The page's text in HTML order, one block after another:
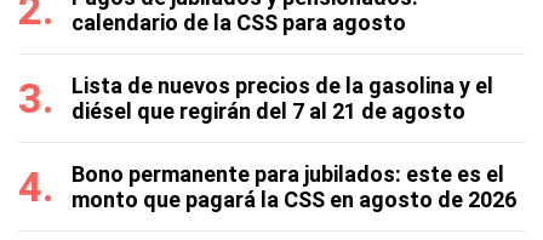
calendario de la CSS para agosto
Lista de nuevos precios de la gasolina y el
diésel que regirán del 7 al 21 de agosto
Bono permanente para jubilados: este es el
monto que pagará la CSS en agosto de 2026